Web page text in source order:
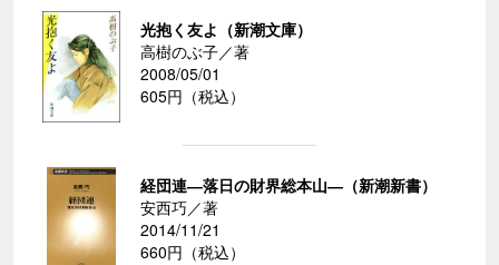
光抱く友よ（新潮文庫）
高樹のぶ子／著
2008/05/01
605円（税込）
経団連―落日の財界総本山―（新潮新書）
安西巧／著
2014/11/21
660円（税込）